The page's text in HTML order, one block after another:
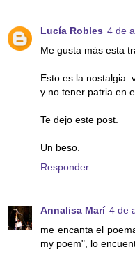
Lucía Robles 4 de
Me gusta más esta
Esto es la nostalgia:
y no tener patria en
Te dejo este post.
Un beso.
Responder
Annalisa Marí 4 de
me encanta el
my poem", lo